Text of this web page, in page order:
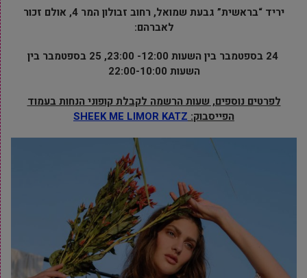
יריד “בראשית” גבעת שמואל, רחוב זבולון המר 4, אולם זכור
לאברהם:
24 בספטמבר בין השעות 12:00- 23:00, 25 בספטמבר בין
השעות 22:00-10:00
לפרטים נוספים, שעות הרשמה לקבלת קופוני הנחות בעמוד
הפייסבוק:SHEEK ME LIMOR KATZ